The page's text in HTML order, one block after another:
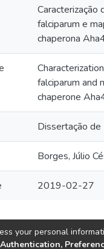
falciparum e
chaperona
falciparum and
chaperone
Dissertação
Borges, Júlio
2019-02-27
(BDTD USP)
your personal
Authentication,